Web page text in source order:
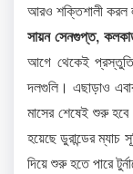
আরও শক্তিশালী করল
সায়ন সেনগুপ্ত,
আগে থেকেই প্রস্তুতি
দলগুলি। এছাড়াও
মাসের শেষেই শুরু
হয়েছে ডুরান্ডের ম্যাচ
দিয়ে শুরু হতে পারে